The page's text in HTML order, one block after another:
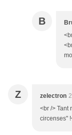
B
Z zelectron
<br /> Tant
circenses"